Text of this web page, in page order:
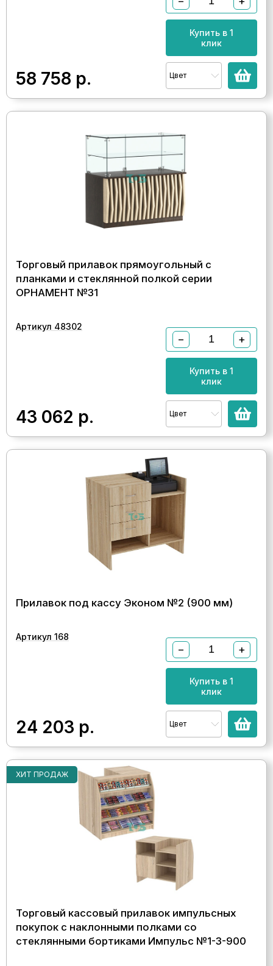
58 758 р.
Купить в 1
клик
Цвет
Торговый прилавок прямоугольный с
планками и стеклянной полкой серии
ОРНАМЕНТ №31
Артикул 48302
43 062 р.
− +
Купить в 1
клик
Цвет
Прилавок под кассу Эконом №2 (900 мм)
Артикул 168
24 203 р.
− +
Купить в 1
клик
Цвет
ХИТ ПРОДАЖ
Торговый кассовый прилавок импульсных
покупок с наклонными полками со
стеклянными бортиками Импульс №1-3-900